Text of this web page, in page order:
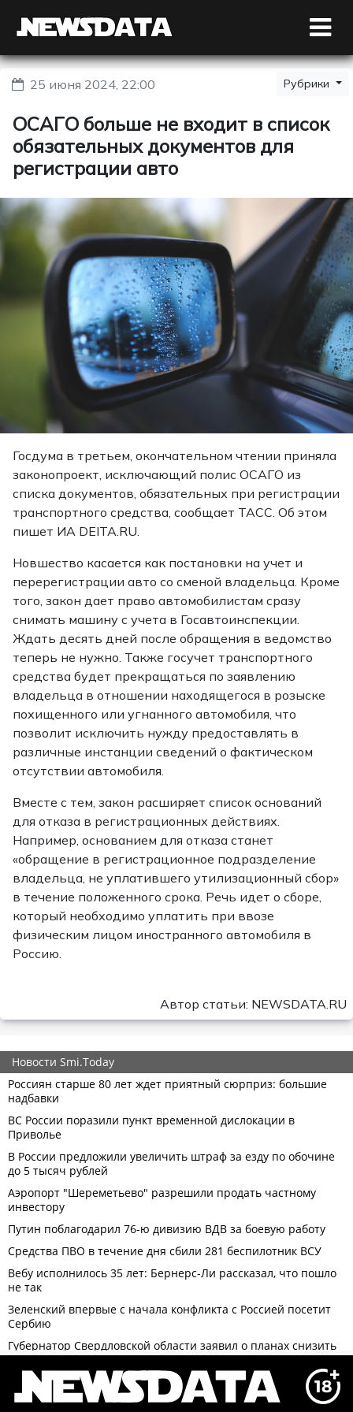
25 июня 2024, 22:00 Рубрики
ОСАГО больше не входит в список
обязательных документов для
регистрации авто
Госдума в третьем, окончательном чтении приняла
законопроект, исключающий полис ОСАГО из
списка документов, обязательных при регистрации
транспортного средства, сообщает ТАСС. Об этом
пишет ИА DEITA.RU.
Новшество касается как постановки на учет и
перерегистрации авто со сменой владельца. Кроме
того, закон дает право автомобилистам сразу
снимать машину с учета в Госавтоинспекции.
Ждать десять дней после обращения в ведомство
теперь не нужно. Также госучет транспортного
средства будет прекращаться по заявлению
владельца в отношении находящегося в розыске
похищенного или угнанного автомобиля, что
позволит исключить нужду предоставлять в
различные инстанции сведений о фактическом
отсутствии автомобиля.
Вместе с тем, закон расширяет список оснований
для отказа в регистрационных действиях.
Например, основанием для отказа станет
«обращение в регистрационное подразделение
владельца, не уплатившего утилизационный сбор»
в течение положенного срока. Речь идет о сборе,
который необходимо уплатить при ввозе
физическим лицом иностранного автомобиля в
Россию.
Автор статьи: NEWSDATA.RU